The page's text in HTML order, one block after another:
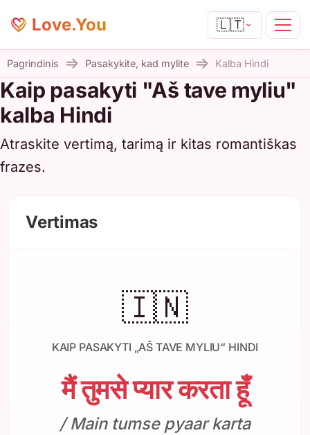
Love.You 🇱🇹
Pagrindinis Pasakykite, kad mylite Kalba Hindi
Kaip pasakyti "Aš tave myliu"
kalba Hindi
Atraskite vertimą, tarimą ir kitas romantiškas
frazes.
Vertimas
🇮🇳
KAIP PASAKYTI „AŠ TAVE MYLIU“ HINDI
मैं तुमसे प्यार करता हूँ
/ Main tumse pyaar karta